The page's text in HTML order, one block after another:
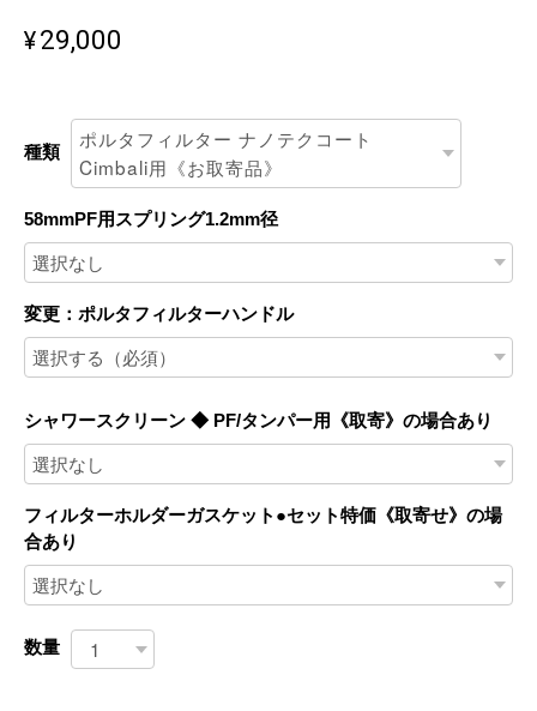
¥29,000
種類
58mmPF用スプリング1.2mm径
変更：ポルタフィルターハンドル
シャワースクリーン ◆ PF/タンパー用《取寄》の場合あり
フィルターホルダーガスケット●セット特価《取寄せ》の場
合あり
数量